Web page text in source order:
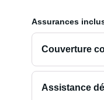
Assurances
Couverture
Assistance